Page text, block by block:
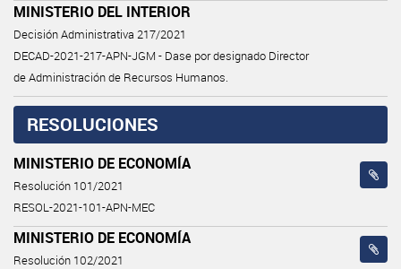
MINISTERIO DEL INTERIOR
Decisión Administrativa 217/2021
DECAD-2021-217-APN-JGM - Dase por designado Director
de Administración de Recursos Humanos.
RESOLUCIONES
MINISTERIO DE ECONOMÍA
Resolución 101/2021
RESOL-2021-101-APN-MEC
MINISTERIO DE ECONOMÍA
Resolución 102/2021